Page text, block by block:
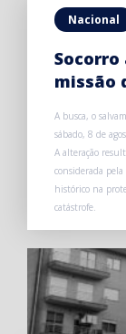
Nacional
missão
A busca, o
sábado, 8 de
A alteração
considerada
histórico na
catástrofe.